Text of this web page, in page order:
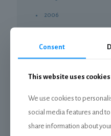
2006
2008
2011
Consent
This website uses cookies
We use cookies to
social media features and
share information about